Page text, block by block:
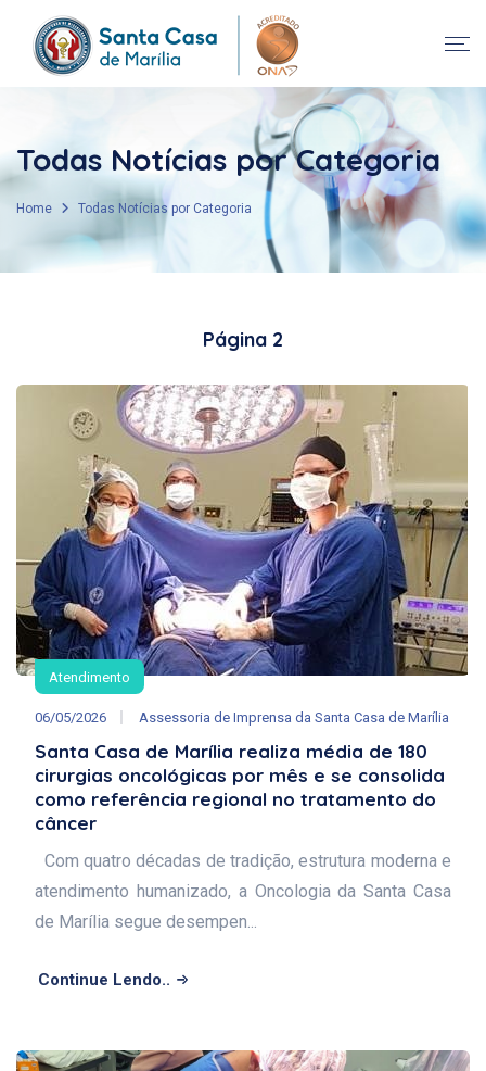
Todas Notícias por Categoria
Home Todas Notícias por Categoria
Página 2
Atendimento
06/05/2026 Assessoria de Imprensa da Santa Casa de Marília
Santa Casa de Marília realiza média de 180
cirurgias oncológicas por mês e se consolida
como referência regional no tratamento do
câncer
Com quatro décadas de tradição, estrutura moderna e
atendimento humanizado, a Oncologia da Santa Casa
de Marília segue desempen...
Continue Lendo..